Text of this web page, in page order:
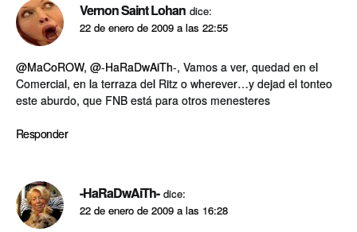
Vernon Saint Lohan dice:
22 de enero de 2009 a las 22:55
@MaCoROW, @-HaRaDwAiTh-, Vamos a ver, quedad en el
Comercial, en la terraza del Ritz o wherever…y dejad el tonteo
este aburdo, que FNB está para otros menesteres
Responder
-HaRaDwAiTh- dice:
22 de enero de 2009 a las 16:28